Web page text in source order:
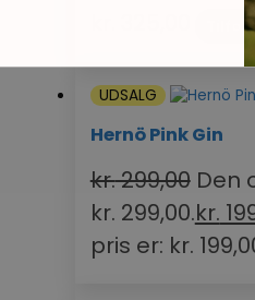
UDSALG
Hernö Pink Gin
kr.299,00 Den
kr. 299,00.kr.
pris er: kr.